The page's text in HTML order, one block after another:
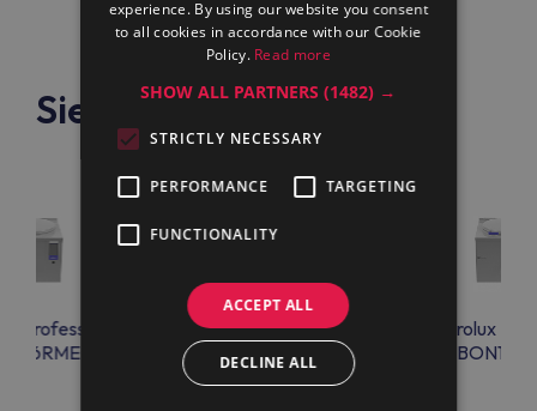
Siehe auch
Professional
Electrolux Professional
PBON10REEM
Electrolux
experience. By using our website you consent
to all cookies in accordance with our Cookie
Policy. Read more
SHOW ALL PARTNERS(1482) →
STRICTLY NECESSARY
PERFORMANCE TARGETING
FUNCTIONALITY
ACCEPT ALL
DECLINE ALL